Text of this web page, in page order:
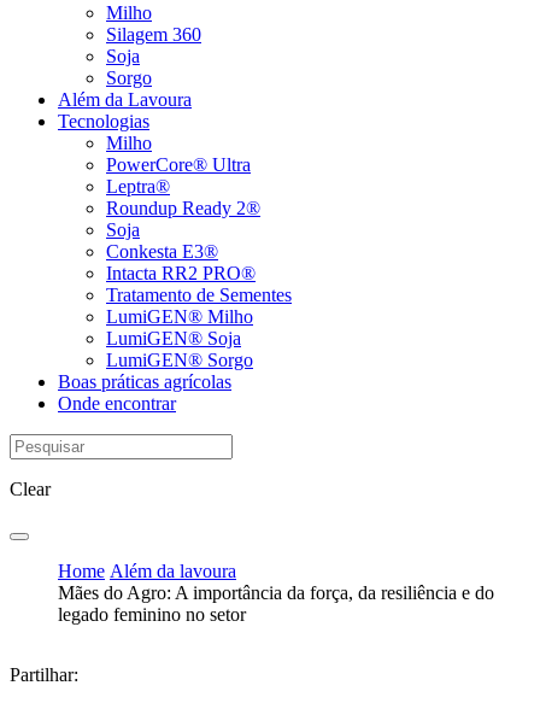
Milho
Silagem 360
Soja
Sorgo
Além da Lavoura
Tecnologias
Milho
PowerCore® Ultra
Leptra®
Roundup Ready 2®
Soja
Conkesta E3®
Intacta RR2 PRO®
Tratamento de Sementes
LumiGEN® Milho
LumiGEN® Soja
LumiGEN® Sorgo
Boas práticas agrícolas
Onde encontrar
Clear
Home Além da lavoura
Mães do Agro: A importância da força, da resiliência e do
legado feminino no setor
Partilhar: